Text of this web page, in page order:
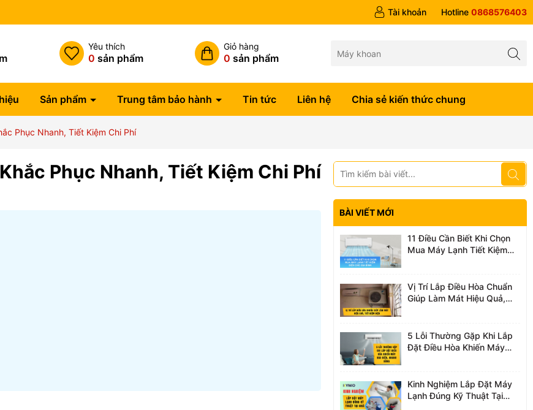
Tài khoản Hotline 0868576403
Yêu thích
0 sản phẩm
Giỏ hàng
0 sản phẩm
Sản phẩm Trung tâm bảo hành Tin tức Liên hệ Chia sẻ kiến thức chung
Phục Nhanh, Tiết Kiệm Chi Phí
Phục Nhanh, Tiết Kiệm Chi Phí
BÀI VIẾT MỚI
11 Điều Cần Biết Khi Chọn
Mua Máy Lạnh Tiết Kiệm
Vị Trí Lắp Điều Hòa Chuẩn
Giúp Làm Mát Hiệu Quả,
5 Lỗi Thường Gặp Khi Lắp
Đặt Điều Hòa Khiến Máy
Kinh Nghiệm Lắp Đặt Máy
Lạnh Đúng Kỹ Thuật Tại